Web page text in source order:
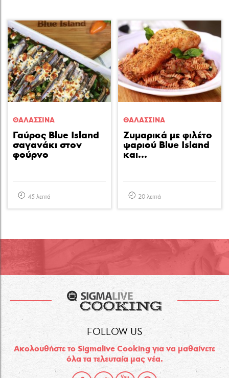
ΘΑΛΑΣΣΙΝA
Γαύρος Blue Island
σαγανάκι στον
φούρνο
45 λεπτά
ΘΑΛΑΣΣΙΝA
Ζυμαρικά με φιλέτο
ψαριού Blue Island
και...
20 λεπτά
FOLLOW US
Ακολουθήστε το Sigmalive Cooking για να μαθαίνετε
όλα τα τελευταία μας νέα.